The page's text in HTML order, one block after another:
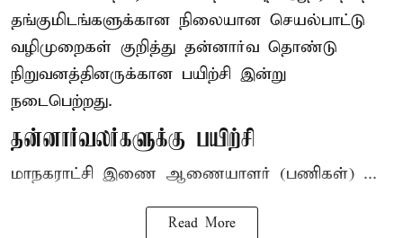
தங்குமிடங்களுக்கான நிலையான செயல்பாட்டு
வழிமுறைகள் குறித்து தன்னார்வ தொண்டு
நிறுவனத்தினருக்கான பயிற்சி இன்று
நடைபெற்றது.
தன்னார்வலர்களுக்கு பயிற்சி
மாநகராட்சி இணை ஆணையாளர் (பணிகள்) ...
Read More